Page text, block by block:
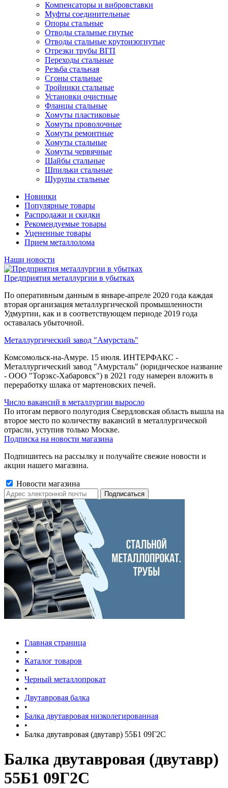
Компенсаторы и вибровставки
Муфты соединительные
Опоры стальные
Отводы стальные гнутые
Отводы стальные крутоизогнутые
Отрезки трубы ВГП
Переходы стальные
Резьба стальная
Сгоны стальные
Тройники стальные
Установки очистные
Фланцы стальные
Хомуты пластиковые
Хомуты проволочные
Хомуты ремонтные
Хомуты стальные
Хомуты червячные
Шайбы стальные
Шпильки стальные
Шурупы стальные
Новинки
Популярные товары
Распродажи и скидки
Рекомендуемые товары
Уцененные товары
Прием металлолома
Наши новости
Предприятия металлургии в убытках
По оперативным данным в январе-апреле 2020 года каждая
вторая организация металлургической промышленности
Удмуртии, как и в соответствующем периоде 2019 года
оставалась убыточной.
Металлургический завод "Амурсталь"
Комсомольск-на-Амуре. 15 июля. ИНТЕРФАКС -
Металлургический завод "Амурсталь" (юридическое название
- ООО "Торэкс-Хабаровск") в 2021 году намерен вложить в
переработку шлака от мартеновских печей.
Число вакансий в металлургии выросло
По итогам первого полугодия Свердловская область вышла на
второе место по количеству вакансий в металлургической
отрасли, уступив только Москве.
Подписка на новости магазина
Подпишитесь на рассылку и получайте свежие новости и
акции нашего магазина.
Новости магазина
Главная страница
•
Каталог товаров
•
Черный металлопрокат
•
Двутавровая балка
•
Балка двутавровая низколегированная
•
Балка двутавровая (двутавр) 55Б1 09Г2С
Балка двутавровая (двутавр)
55Б1 09Г2С